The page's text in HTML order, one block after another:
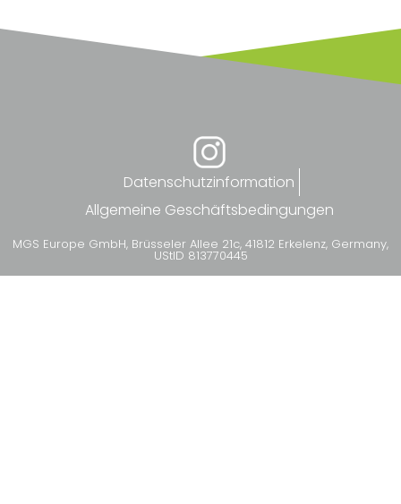
Datenschutzinformation
Allgemeine Geschäftsbedingungen
MGS Europe GmbH, Brüsseler Allee 21c, 41812 Erkelenz, Germany,
UStID 813770445